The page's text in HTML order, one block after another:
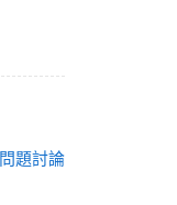
問題討論